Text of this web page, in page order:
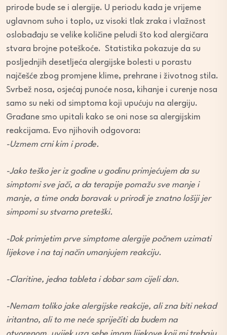
prirode bude se i alergije. U periodu kada je vrijeme
uglavnom suho i toplo, uz visoki tlak zraka i vlažnost
oslobađaju se velike količine peludi što kod alergičara
stvara brojne poteškoće. Statistika pokazuje da su
posljednjih desetljeća alergijske bolesti u porastu
najčešće zbog promjene klime, prehrane i životnog stila.
Svrbež nosa, osjećaj punoće nosa, kihanje i curenje nosa
samo su neki od simptoma koji upućuju na alergiju.
Građane smo upitali kako se oni nose sa alergijskim
reakcijama. Evo njihovih odgovora:
-Uzmem crni kim i prođe.
-Jako teško jer iz godine u godinu primjećujem da su
simptomi sve jači, a da terapije pomažu sve manje i
manje, a time onda boravak u prirodi je znatno lošiji jer
simpomi su stvarno preteški.
-Dok primjetim prve simptome alergije počnem uzimati
lijekove i na taj način umanjujem reakciju.
-Claritine, jedna tableta i dobar sam cijeli dan.
-Nemam toliko jake alergijske reakcije, ali zna biti nekad
iritantno, ali to me neće spriječiti da budem na